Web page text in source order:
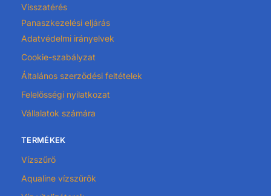
Visszatérés
Panaszkezelési eljárás
Adatvédelmi irányelvek
Cookie-szabályzat
Általános szerződési feltételek
Felelősségi nyilatkozat
Vállalatok számára
TERMÉKEK
Vízszűrő
Aqualine vízszűrők